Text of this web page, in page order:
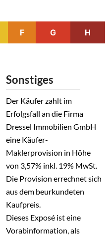
F G H
Sonstiges
Der Käufer zahlt im
Erfolgsfall an die Firma
Dressel Immobilien GmbH
eine Käufer-
Maklerprovision in Höhe
von 3,57% inkl. 19% MwSt.
Die Provision errechnet sich
aus dem beurkundeten
Kaufpreis.
Dieses Exposé ist eine
Vorabinformation, als